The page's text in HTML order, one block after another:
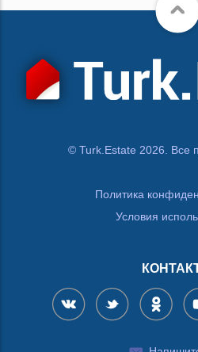
© Turk.Estate 2026. Все
Политика
Условия